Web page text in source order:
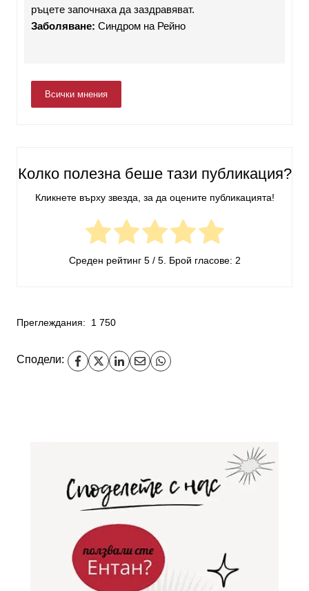
ръцете започнаха да заздравяват.
Заболяване: Синдром на Рейно
Всички мнения
Колко полезна беше тази публикация?
Кликнете върху звезда, за да оцените публикацията!
Среден рейтинг 5/ 5. Брой гласове: 2
Преглеждания: 1 750
Сподели: